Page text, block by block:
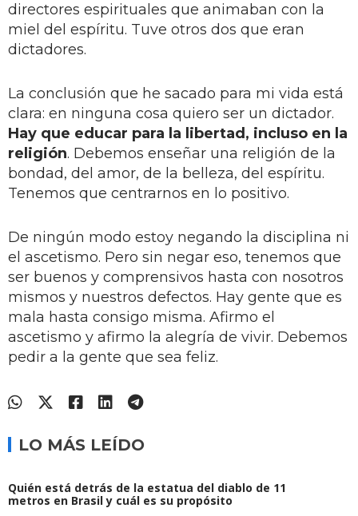
directores espirituales que animaban con la
miel del espíritu. Tuve otros dos que eran
dictadores.
La conclusión que he sacado para mi vida está
clara: en ninguna cosa quiero ser un dictador.
Hay que educar para la libertad, incluso en la
religión. Debemos enseñar una religión de la
bondad, del amor, de la belleza, del espíritu.
Tenemos que centrarnos en lo positivo.
De ningún modo estoy negando la disciplina ni
el ascetismo. Pero sin negar eso, tenemos que
ser buenos y comprensivos hasta con nosotros
mismos y nuestros defectos. Hay gente que es
mala hasta consigo misma. Afirmo el
ascetismo y afirmo la alegría de vivir. Debemos
pedir a la gente que sea feliz.
LO MÁS LEÍDO
Quién está detrás de la estatua del diablo de 11
metros en Brasil y cuál es su propósito